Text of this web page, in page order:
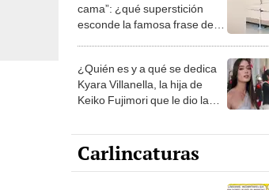
cama”: ¿qué superstición
esconde la famosa frase de
¿Quién es y a qué se dedica
Kyara Villanella, la hija de
Keiko Fujimori que le dio la
Carlincaturas